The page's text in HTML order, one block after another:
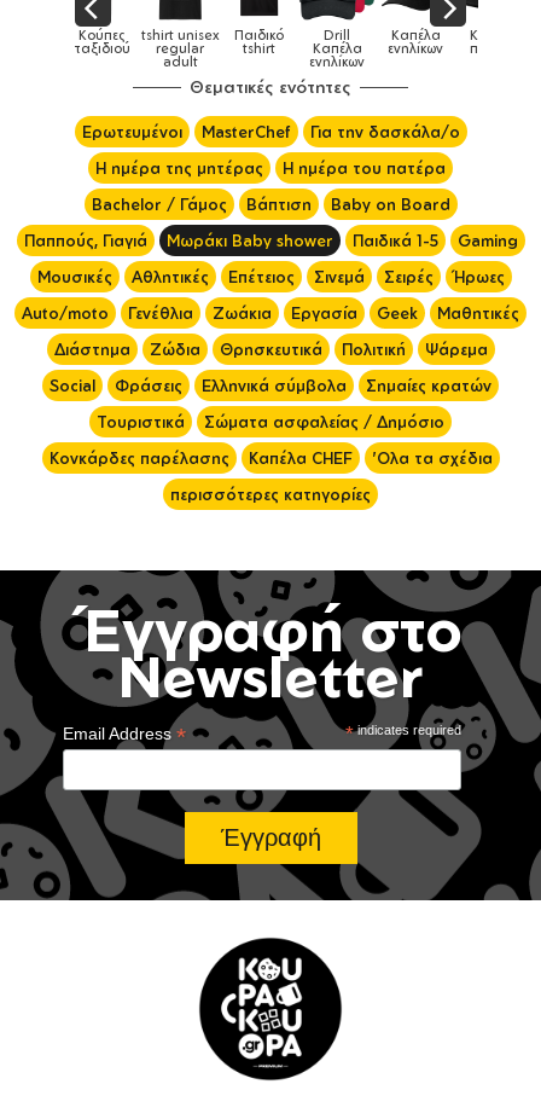
Drill
Καπέλα
Καπέλα
ενηλίκων
Καπέλα
παιδικά Κούπες Κούπες
ειδικές
Θεματικές ενότητες
Ερωτευμένοι MasterChef
Για την δασκάλα/ο
Η ημέρα της μητέρας
Η ημέρα του πατέρα
Bachelor / Γάμος
Βάπτιση
Baby on Board
Παππούς, Γιαγιά
Μωράκι Baby shower Παιδικά 1-5
Gaming
Μουσικές
Αθλητικές Επέτειος Σινεμά Σειρές
Ήρωες
Auto/moto
Γενέθλια Ζωάκια Εργασία Geek
Μαθητικές
Διάστημα
Ζώδια Θρησκευτικά Πολιτική
Ψάρεμα
Social
Φράσεις Ελληνικά σύμβολα
Σημαίες κρατών
Τουριστικά
Σώματα ασφαλείας / Δημόσιο
Κονκάρδες παρέλασης
Καπέλα CHEF
'Ολα τα σχέδια
περισσότερες κατηγορίες
Έγγραφή στο
Newsletter
*indicates required
Email Address*